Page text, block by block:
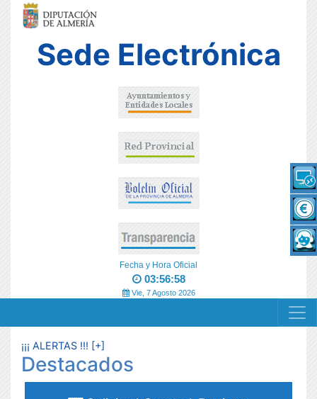
Sede Electrónica
Fecha y Hora Oficial
03:56:58
Vie, 7 Agosto 2026
MENÚ RESPONSIVE
¡¡¡ ALERTAS !!! [+]
Destacados